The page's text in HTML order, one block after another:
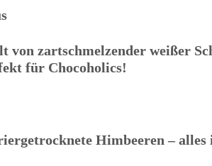
von zartschmelzender weißer
für Chocoholics!
Himbeeren –